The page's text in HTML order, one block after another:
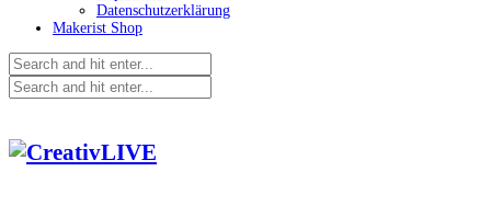
Datenschutzerklärung
Makerist Shop